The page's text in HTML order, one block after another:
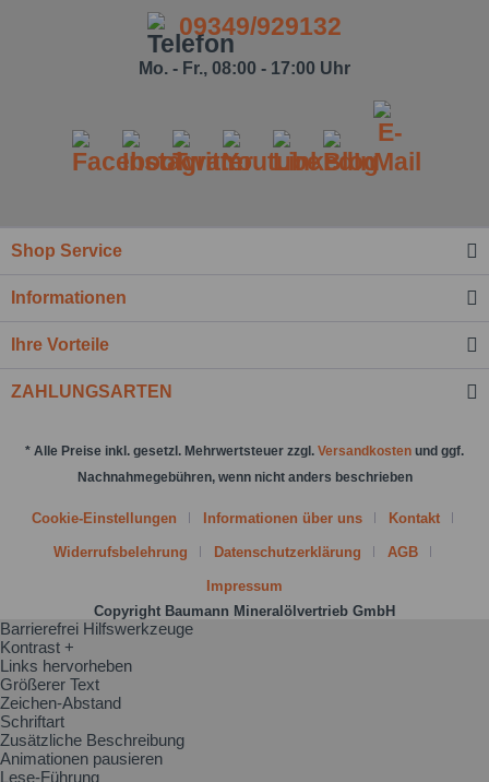
Felder mit * sind Pflichtfelder.
Nachricht senden
09349/929132
Mo. - Fr., 08:00 - 17:00 Uhr
Shop Service
Informationen
Ihre Vorteile
ZAHLUNGSARTEN
* Alle Preise inkl. gesetzl. Mehrwertsteuer zzgl. Versandkosten und ggf.
Nachnahmegebühren, wenn nicht anders beschrieben
Cookie-Einstellungen Informationen über uns Kontakt
Widerrufsbelehrung Datenschutzerklärung AGB
Impressum
Copyright Baumann Mineralölvertrieb GmbH
Barrierefrei Hilfswerkzeuge
Kontrast +
Links hervorheben
Größerer Text
Zeichen-Abstand
Schriftart
Zusätzliche Beschreibung
Animationen pausieren
Lese-Führung